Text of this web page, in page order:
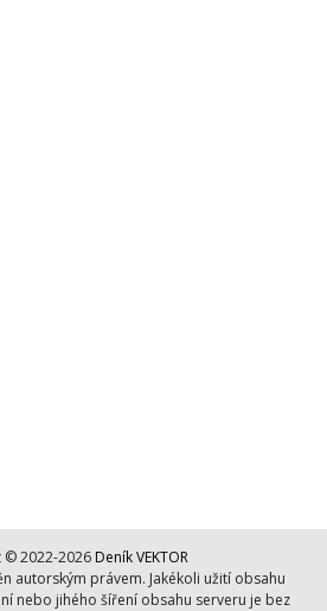
© 2022-2026 Deník VEKTOR
autorským právem. Jakékoli užití obsahu
nebo jihého šíření obsahu serveru je bez